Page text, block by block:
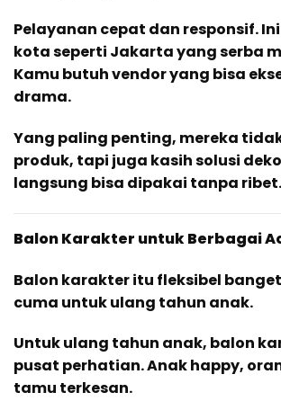
Pelayanan cepat dan responsif.
kota seperti Jakarta yang serba
Kamu butuh vendor yang bisa
drama.
Yang paling penting, mereka
produk, tapi juga kasih solusi
langsung bisa dipakai tanpa ribet.
Balon Karakter untuk Berbagai
Balon karakter itu fleksibel
cuma untuk ulang tahun anak.
Untuk ulang tahun anak, balon
pusat perhatian. Anak happy,
tamu terkesan.